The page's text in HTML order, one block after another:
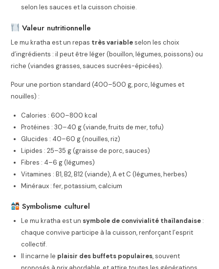
selon les sauces et la cuisson choisie.
Valeur nutritionnelle
Le mu kratha est un repas très variableselon les choix
d’ingrédients : il peut être léger (bouillon, légumes, poissons) ou
riche (viandes grasses, sauces sucrées-épicées).
Pour une portion standard (400–500 g, porc, légumes et
nouilles) :
Calories : 600–800 kcal
Protéines : 30–40 g (viande, fruits de mer, tofu)
Glucides : 40–60 g (nouilles, riz)
Lipides : 25–35 g (graisse de porc, sauces)
Fibres : 4–6 g (légumes)
Vitamines : B1, B2, B12 (viande), A et C (légumes, herbes)
Minéraux : fer, potassium, calcium
Symbolisme culturel
Le mu kratha est un symbole de convivialité thaïlandaise :
chaque convive participe à la cuisson, renforçant l’esprit
collectif.
Il incarne le plaisir des buffets populaires, souvent